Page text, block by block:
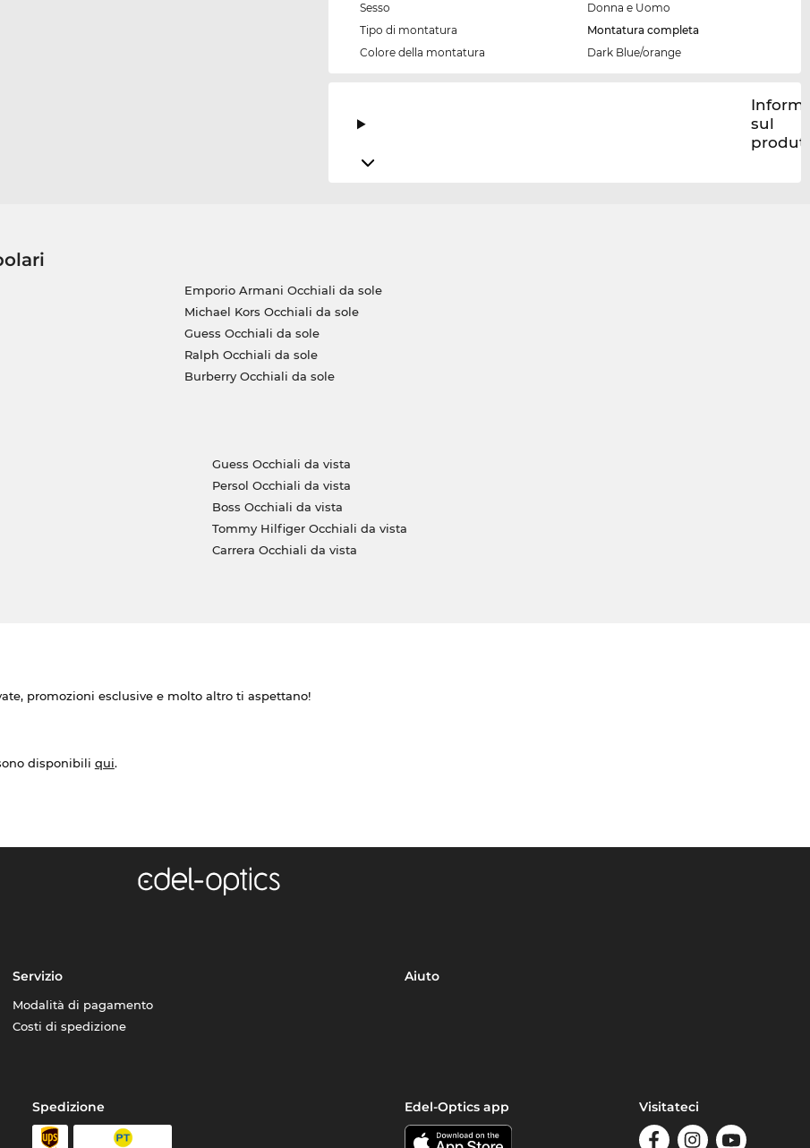
Sesso
Donna e Uomo
Tipo di montatura
Montatura completa
Colore della montatura
Dark Blue/orange
sul
Emporio Armani Occhiali da sole
Michael Kors Occhiali da sole
Guess Occhiali da sole
Ralph Occhiali da sole
Burberry Occhiali da sole
Guess Occhiali da vista
Persol Occhiali da vista
Boss Occhiali da vista
Tommy Hilfiger Occhiali da vista
Carrera Occhiali da vista
promozioni esclusive e molto altro ti aspettano!
disponibili qui.
Servizio
Modalità di pagamento
Costi di spedizione
Aiuto
Spedizione Edel-Optics app Visitateci